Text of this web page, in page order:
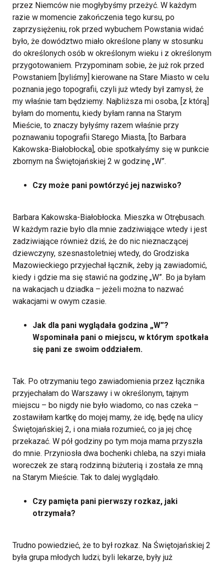
przez Niemców nie mogłybyśmy przeżyć. W każdym
razie w momencie zakończenia tego kursu, po
zaprzysiężeniu, rok przed wybuchem Powstania widać
było, że dowództwo miało określone plany w stosunku
do określonych osób w określonym wieku i z określonym
przygotowaniem. Przypominam sobie, że już rok przed
Powstaniem [byliśmy] kierowane na Stare Miasto w celu
poznania jego topografii, czyli już wtedy był zamysł, że
my właśnie tam będziemy. Najbliższa mi osoba, [z którą]
byłam do momentu, kiedy byłam ranna na Starym
Mieście, to znaczy byłyśmy razem właśnie przy
poznawaniu topografii Starego Miasta, [to Barbara
Kakowska-Białobłocka], obie spotkałyśmy się w punkcie
zbornym na Świętojańskiej 2 w godzinę „W”.
Czy może pani powtórzyć jej nazwisko?
Barbara Kakowska-Białobłocka. Mieszka w Otrębusach.
W każdym razie było dla mnie zadziwiające wtedy i jest
zadziwiające również dziś, że do nic nieznaczącej
dziewczyny, szesnastoletniej wtedy, do Grodziska
Mazowieckiego przyjechał łącznik, żeby ją zawiadomić,
kiedy i gdzie ma się stawić na godzinę „W”. Bo ja byłam
na wakacjach u dziadka – jeżeli można to nazwać
wakacjami w owym czasie.
Jak dla pani wyglądała godzina „W”?
Wspominała pani o miejscu, w którym spotkała
się pani ze swoim oddziałem.
Tak. Po otrzymaniu tego zawiadomienia przez łącznika
przyjechałam do Warszawy i w określonym, tajnym
miejscu – bo nigdy nie było wiadomo, co nas czeka –
zostawiłam kartkę do mojej mamy, że idę, będę na ulicy
Świętojańskiej 2, i ona miała rozumieć, co ja jej chcę
przekazać. W pół godziny po tym moja mama przyszła
do mnie. Przyniosła dwa bochenki chleba, na szyi miała
woreczek ze starą rodzinną biżuterią i została ze mną
na Starym Mieście. Tak to dalej wyglądało.
Czy pamięta pani pierwszy rozkaz, jaki
otrzymała?
Trudno powiedzieć, że to był rozkaz. Na Świętojańskiej 2
była grupa młodych ludzi; byli lekarze, były już